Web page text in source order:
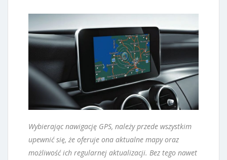
Wybierając nawigację GPS, należy przede wszystkim
upewnić się, że oferuje ona aktualne mapy oraz
możliwość ich regularnej aktualizacji. Bez tego nawet